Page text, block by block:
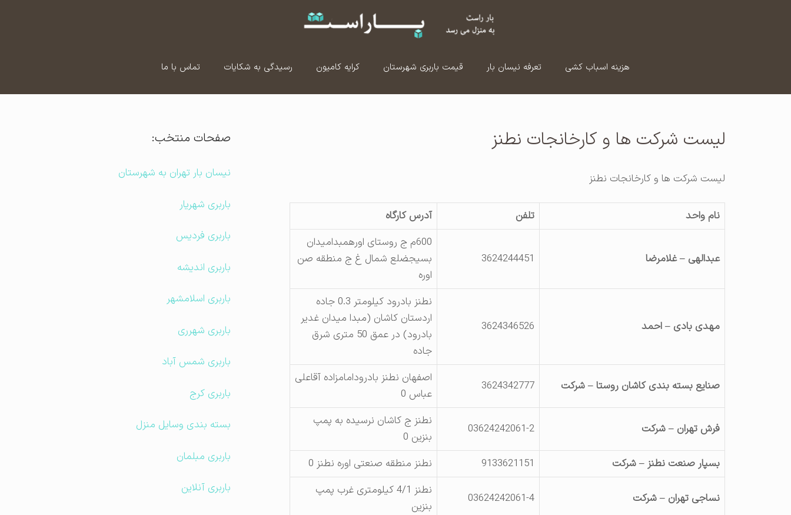
هزینه اسباب کشی تعرفه نیسان بار قیمت باربری شهرستان کرایه کامیون رسیدگی به شکایات تماس با ما
لیست شرکت ها و کارخانجات نطنز
لیست شرکت ها و کارخانجات نطنز
نام واحد تلفن آدرس کارگاه
عبدالهی – غلامرضا 3624244451
600م ج روستای اورهمبدامیدان
بسیجضلع شمال غ ج منطقه صن
اوره
مهدی بادی – احمد 3624346526
نطنز بادرود کیلومتر 0.3 جاده
اردستان کاشان (مبدا میدان غدیر
بادرود) در عمق 50 متری شرق
جاده
صنایع بسته بندی کاشان روستا – شرکت 3624342777
اصفهان نطنز بادرودامامزاده آقاعلی
عباس 0
فرش تهران – شرکت 03624242061-2
نطنز ج کاشان نرسیده به پمپ
بنزین 0
بسپار صنعت نطنز – شرکت
9133621151 نطنز منطقه صنعتی اوره نطنز 0
نساجی تهران – شرکت 03624242061-4
نطنز 4/1 کیلومتری غرب پمپ
بنزین
صفحات منتخب:
نیسان بار تهران به شهرستان
باربری شهریار
باربری فردیس
باربری اندیشه
باربری اسلامشهر
باربری شهرری
باربری شمس آباد
باربری کرج
بسته بندی وسایل منزل
باربری مبلمان
باربری آنلاین